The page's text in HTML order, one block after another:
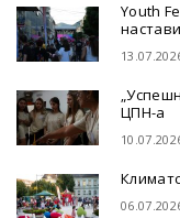
Youth
ЦПН-а